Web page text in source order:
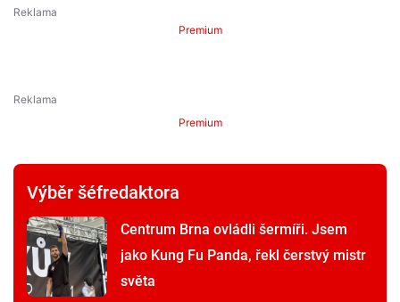
Premium
Premium
Výběr šéfredaktora
Centrum Brna ovládli šermíři. Jsem
jako Kung Fu Panda, řekl čerstvý mistr
světa